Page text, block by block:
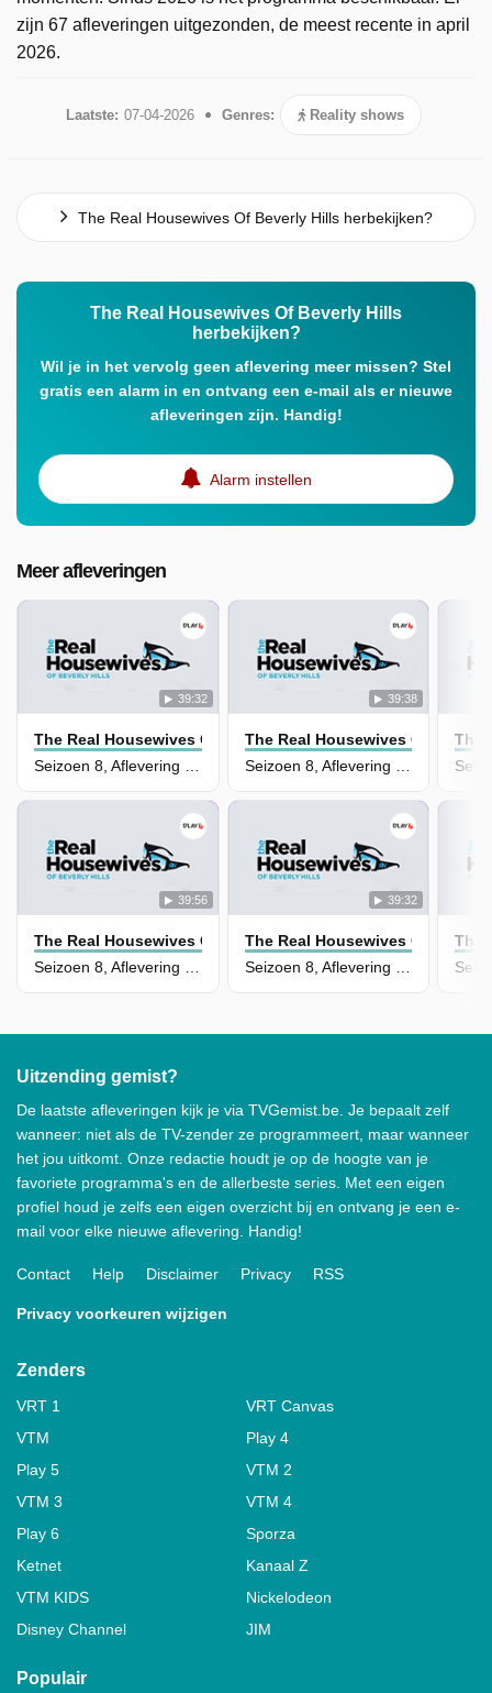
zijn 67 afleveringen uitgezonden, de meest recente in april
2026.
Laatste: 07-04-2026 Genres: Reality shows
The Real Housewives Of Beverly Hills herbekijken?
The Real Housewives Of Beverly Hills
herbekijken?
Wil je in het vervolg geen aflevering meer missen? Stel
gratis een alarm in en ontvang een e-mail als er nieuwe
afleveringen zijn. Handig!
Alarm instellen
Meer afleveringen
39:32
The Real Housewives Of Beverly Hills
Seizoen 8, Aflevering 4 - Lights Out!
39:38
The Real Housewives Of
Seizoen 8, Aflevering 3 - Bad Guys
39:56
The Real Housewives Of Beverly Hills
39:32
The Real Housewives Of
The
The
Uitzending gemist?
De laatste afleveringen kijk je via TVGemist.be. Je bepaalt zelf
wanneer: niet als de TV-zender ze programmeert, maar wanneer
het jou uitkomt. Onze redactie houdt je op de hoogte van je
favoriete programma's en de allerbeste series. Met een eigen
profiel houd je zelfs een eigen overzicht bij en ontvang je een e-
mail voor elke nieuwe aflevering. Handig!
Contact Help Disclaimer Privacy RSS
Privacy voorkeuren wijzigen
Zenders
VRT 1
VRT Canvas
VTM
Play 4
Play 5
VTM 2
VTM 3
VTM 4
Play 6
Sporza
Ketnet
Kanaal Z
VTM KIDS
Nickelodeon
Disney Channel
JIM
Populair